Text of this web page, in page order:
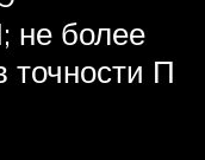
не более
П